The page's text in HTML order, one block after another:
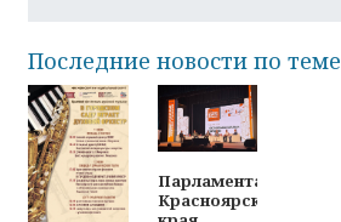
Последние новости по теме
Парламентарии
Красноярского